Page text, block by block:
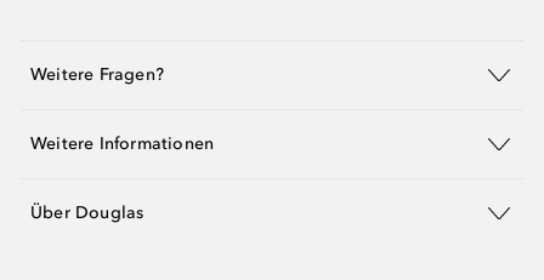
Weitere Fragen?
Weitere Informationen
Über Douglas